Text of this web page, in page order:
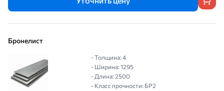
Бронелист
- Толщина: 4
- Ширина: 1295
- Длина: 2500
- Класс прочности: БР2